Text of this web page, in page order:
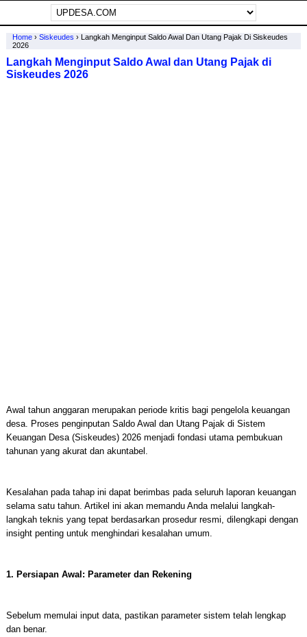
Home› Siskeudes › Langkah Menginput Saldo Awal Dan Utang Pajak Di Siskeudes
2026
Langkah Menginput Saldo Awal dan Utang Pajak di
Siskeudes 2026
Awal tahun anggaran merupakan periode kritis bagi pengelola keuangan
desa. Proses penginputan Saldo Awal dan Utang Pajak di Sistem
Keuangan Desa (Siskeudes) 2026 menjadi fondasi utama pembukuan
tahunan yang akurat dan akuntabel.
Kesalahan pada tahap ini dapat berimbas pada seluruh laporan keuangan
selama satu tahun. Artikel ini akan memandu Anda melalui langkah-
langkah teknis yang tepat berdasarkan prosedur resmi, dilengkapi dengan
insight penting untuk menghindari kesalahan umum.
1. Persiapan Awal: Parameter dan Rekening
Sebelum memulai input data, pastikan parameter sistem telah lengkap
dan benar.